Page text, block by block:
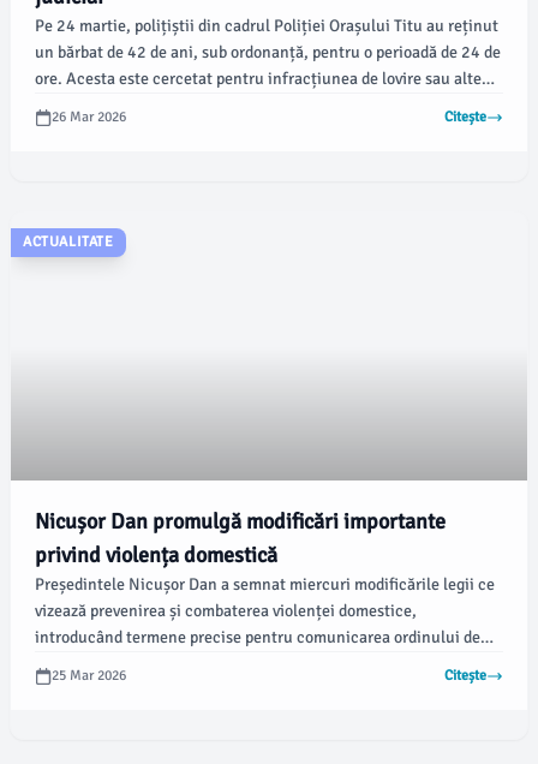
Pe 24 martie, polițiștii din cadrul Poliției Orașului Titu au reținut
un bărbat de 42 de ani, sub ordonanță, pentru o perioadă de 24 de
ore. Acesta este cercetat pentru infracțiunea de lovire sau alte
violențe, conform informării procurorului din cadrul Parchetului
de pe lângă Judecătoria Răcari.
26 Mar 2026 Citește
ACTUALITATE
Nicușor Dan promulgă modificări importante
privind violența domestică
Președintele Nicușor Dan a semnat miercuri modificările legii ce
vizează prevenirea și combaterea violenței domestice,
introducând termene precise pentru comunicarea ordinului de
protecție și noi responsabilități pentru autorități. Aceste
reglementări sunt menite să îmbunătățească protecția victimelor
25 Mar 2026 Citește